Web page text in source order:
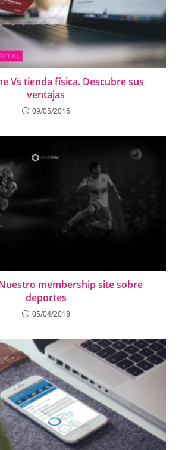
Vs tienda física. Descubre sus
ventajas
09/05/2016
membership site sobre
deportes
05/04/2018